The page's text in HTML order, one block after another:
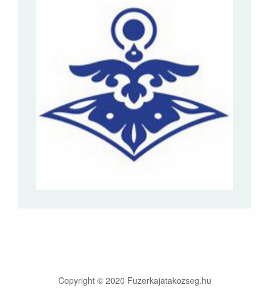
Copyright © 2020 Fuzerkajatakozseg.hu